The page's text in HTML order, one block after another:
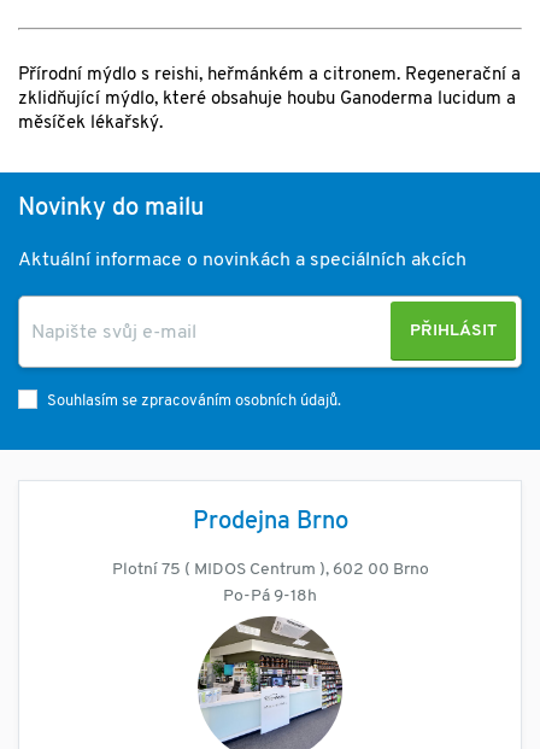
Přírodní mýdlo s reishi, heřmánkém a citronem. Regenerační a
zklidňující mýdlo, které obsahuje houbu Ganoderma lucidum a
měsíček lékařský.
Novinky do mailu
Aktuální informace o novinkách a speciálních akcích
PŘIHLÁSIT
Souhlasím se zpracováním osobních údajů.
Prodejna Brno
Plotní 75 ( MIDOS Centrum ), 602 00 Brno
Po-Pá 9-18h